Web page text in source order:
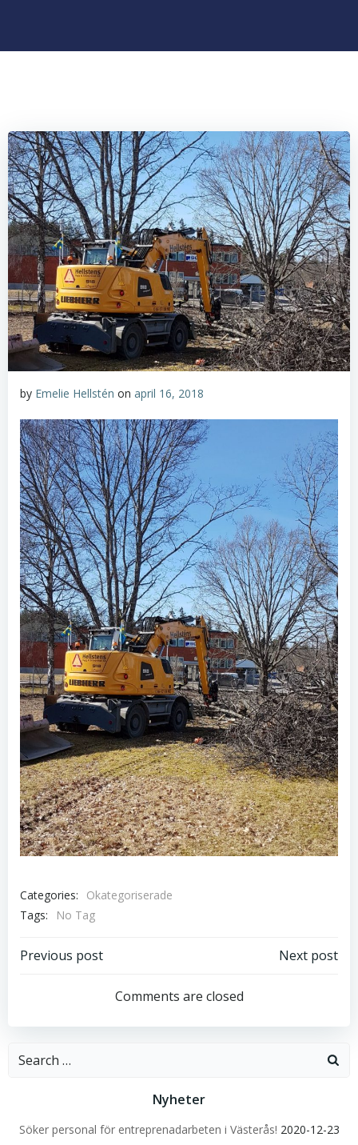
by Emelie Hellstén on april 16, 2018
Categories:
Okategoriserade
Tags:
No Tag
Inläggsnavigering
Previous post Next post
Comments are closed
Search
Nyheter
Söker personal för entreprenadarbeten i Västerås! 2020-12-23